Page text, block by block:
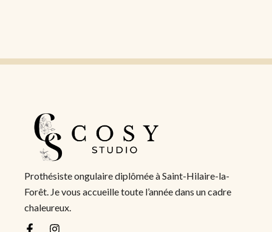
Prothésiste ongulaire diplômée à Saint-Hilaire-la-
Forêt. Je vous accueille toute l’année dans un cadre
chaleureux.